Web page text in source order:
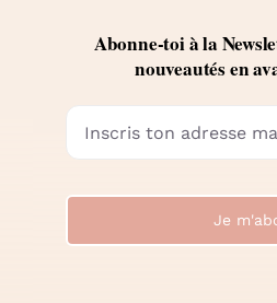
Abonne-toi à la
nouveautés en
Je